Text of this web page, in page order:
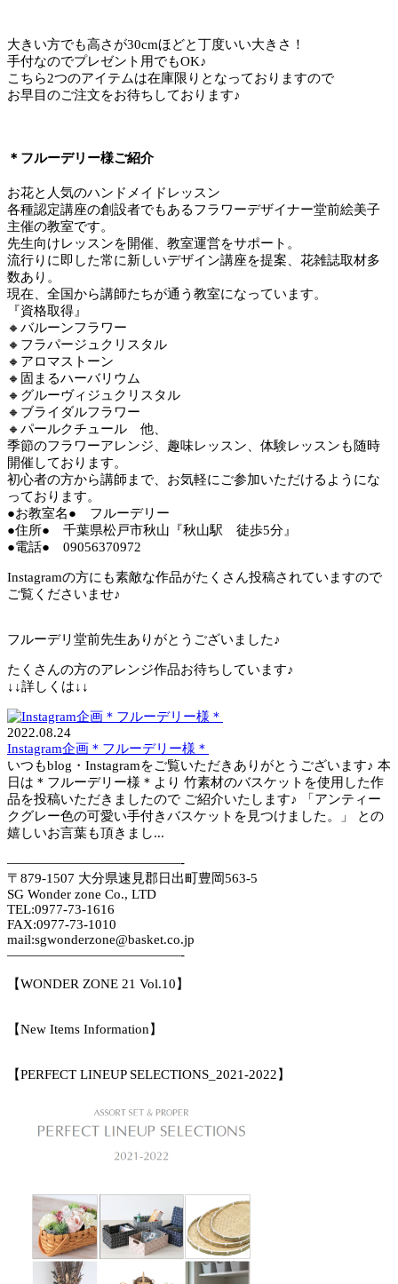
大きい方でも高さが30cmほどと丁度いい大きさ！
手付なのでプレゼント用でもOK♪
こちら2つのアイテムは在庫限りとなっておりますので
お早目のご注文をお待ちしております♪
＊フルーデリー様ご紹介
お花と人気のハンドメイドレッスン
各種認定講座の創設者でもあるフラワーデザイナー堂前絵美子
主催の教室です。
先生向けレッスンを開催、教室運営をサポート。
流行りに即した常に新しいデザイン講座を提案、花雑誌取材多
数あり。
現在、全国から講師たちが通う教室になっています。
『資格取得』
🔸バルーンフラワー
🔸フラパージュクリスタル
🔸アロマストーン
🔸固まるハーバリウム
🔸グルーヴィジュクリスタル
🔸ブライダルフラワー
🔸パールクチュール 他、
季節のフラワーアレンジ、趣味レッスン、体験レッスンも随時
開催しております。
初心者の方から講師まで、お気軽にご参加いただけるようにな
っております。
●お教室名● フルーデリー
●住所● 千葉県松戸市秋山『秋山駅 徒歩5分』
●電話● 09056370972
Instagramの方にも素敵な作品がたくさん投稿されていますので
ご覧くださいませ♪
フルーデリ堂前先生ありがとうございました♪
たくさんの方のアレンジ作品お待ちしています♪
↓↓詳しくは↓↓
2022.08.24
Instagram企画＊フルーデリー様＊
いつもblog・Instagramをご覧いただきありがとうございます♪ 本
日は＊フルーデリー様＊より 竹素材のバスケットを使用した作
品を投稿いただきましたので ご紹介いたします♪ 「アンティー
クグレー色の可愛い手付きバスケットを見つけました。」 との
嬉しいお言葉も頂きまし...
—————————————-
〒879-1507 大分県速見郡日出町豊岡563-5
SG Wonder zone Co., LTD
TEL:0977-73-1616
FAX:0977-73-1010
mail:sgwonderzone@basket.co.jp
—————————————-
【WONDER ZONE 21 Vol.10】
【New Items Information】
【PERFECT LINEUP SELECTIONS_2021-2022】